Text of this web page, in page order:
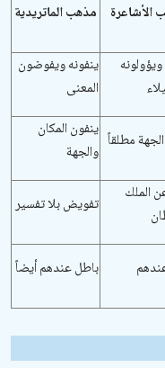
الأشاعرة مذهب الماتريدية
ينفونه ويفوضون
المعنى
مطلقاً ينفون المكان
والجهة
الملك
تفويض بلا تفسير
باطل عندهم أيضاً